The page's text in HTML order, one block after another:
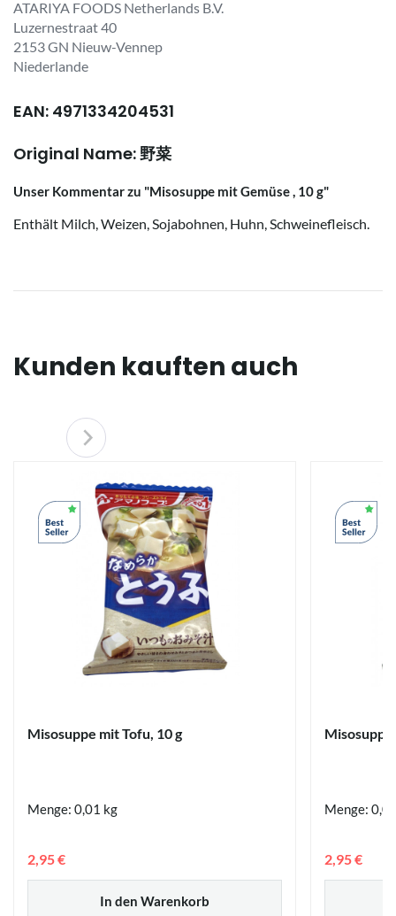
ATARIYA FOODS Netherlands B.V.
Luzernestraat 40
2153 GN Nieuw-Vennep
Niederlande
EAN: 4971334204531
Original Name: 野菜
Unser Kommentar zu "Misosuppe mit Gemüse , 10 g"
Enthält Milch, Weizen, Sojabohnen, Huhn, Schweinefleisch.
Kunden kauften auch
Misosuppe mit Tofu, 10 g
Menge: 0,01 kg
In den Warenkorb
2,95 €
Menge:
2,95 €